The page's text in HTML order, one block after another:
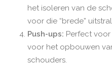
het isoleren van de
voor die “brede”
Push-ups: Perfect
voor het opbouwen
schouders.